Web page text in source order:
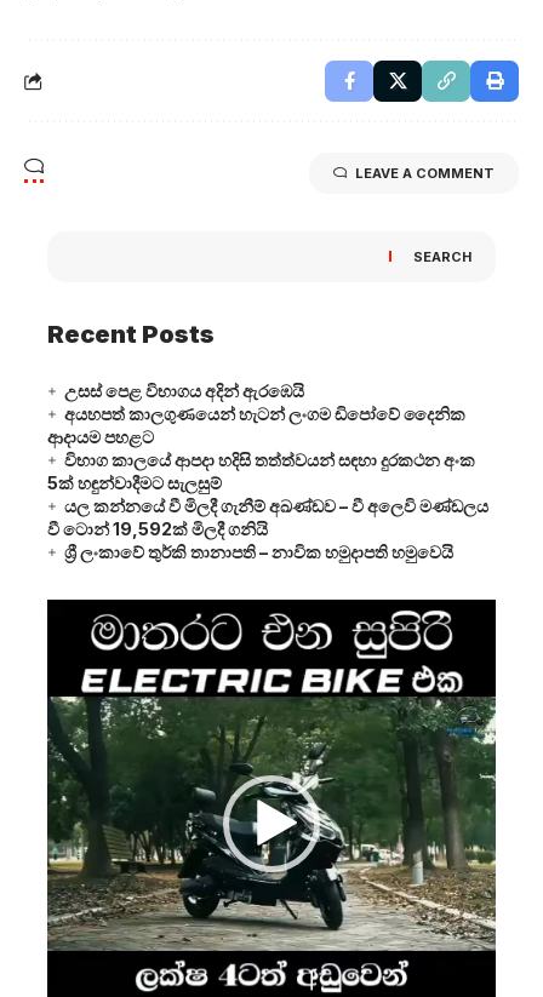
LEAVE A COMMENT
SEARCH
Recent Posts
උසස් පෙළ විභාගය අදින් ඇරඹෙයි
අයහපත් කාලගුණයෙන් හැටන් ලංගම ඩිපෝවේ දෛනික
ආදායම පහළට
විභාග කාලයේ ආපදා හදිසි තත්ත්වයන් සඳහා දුරකථන අංක
5ක් හඳුන්වාදීමට සැලසුම්
යල කන්නයේ වී මිලදී ගැනීම් අඛණ්ඩව – වී අලෙවි මණ්ඩලය
වී ටොන් 19,592ක් මිලදී ගනියි
ශ්‍රී ලංකාවේ තුර්කි තානාපති – නාවික හමුදාපති හමුවෙයි
Player